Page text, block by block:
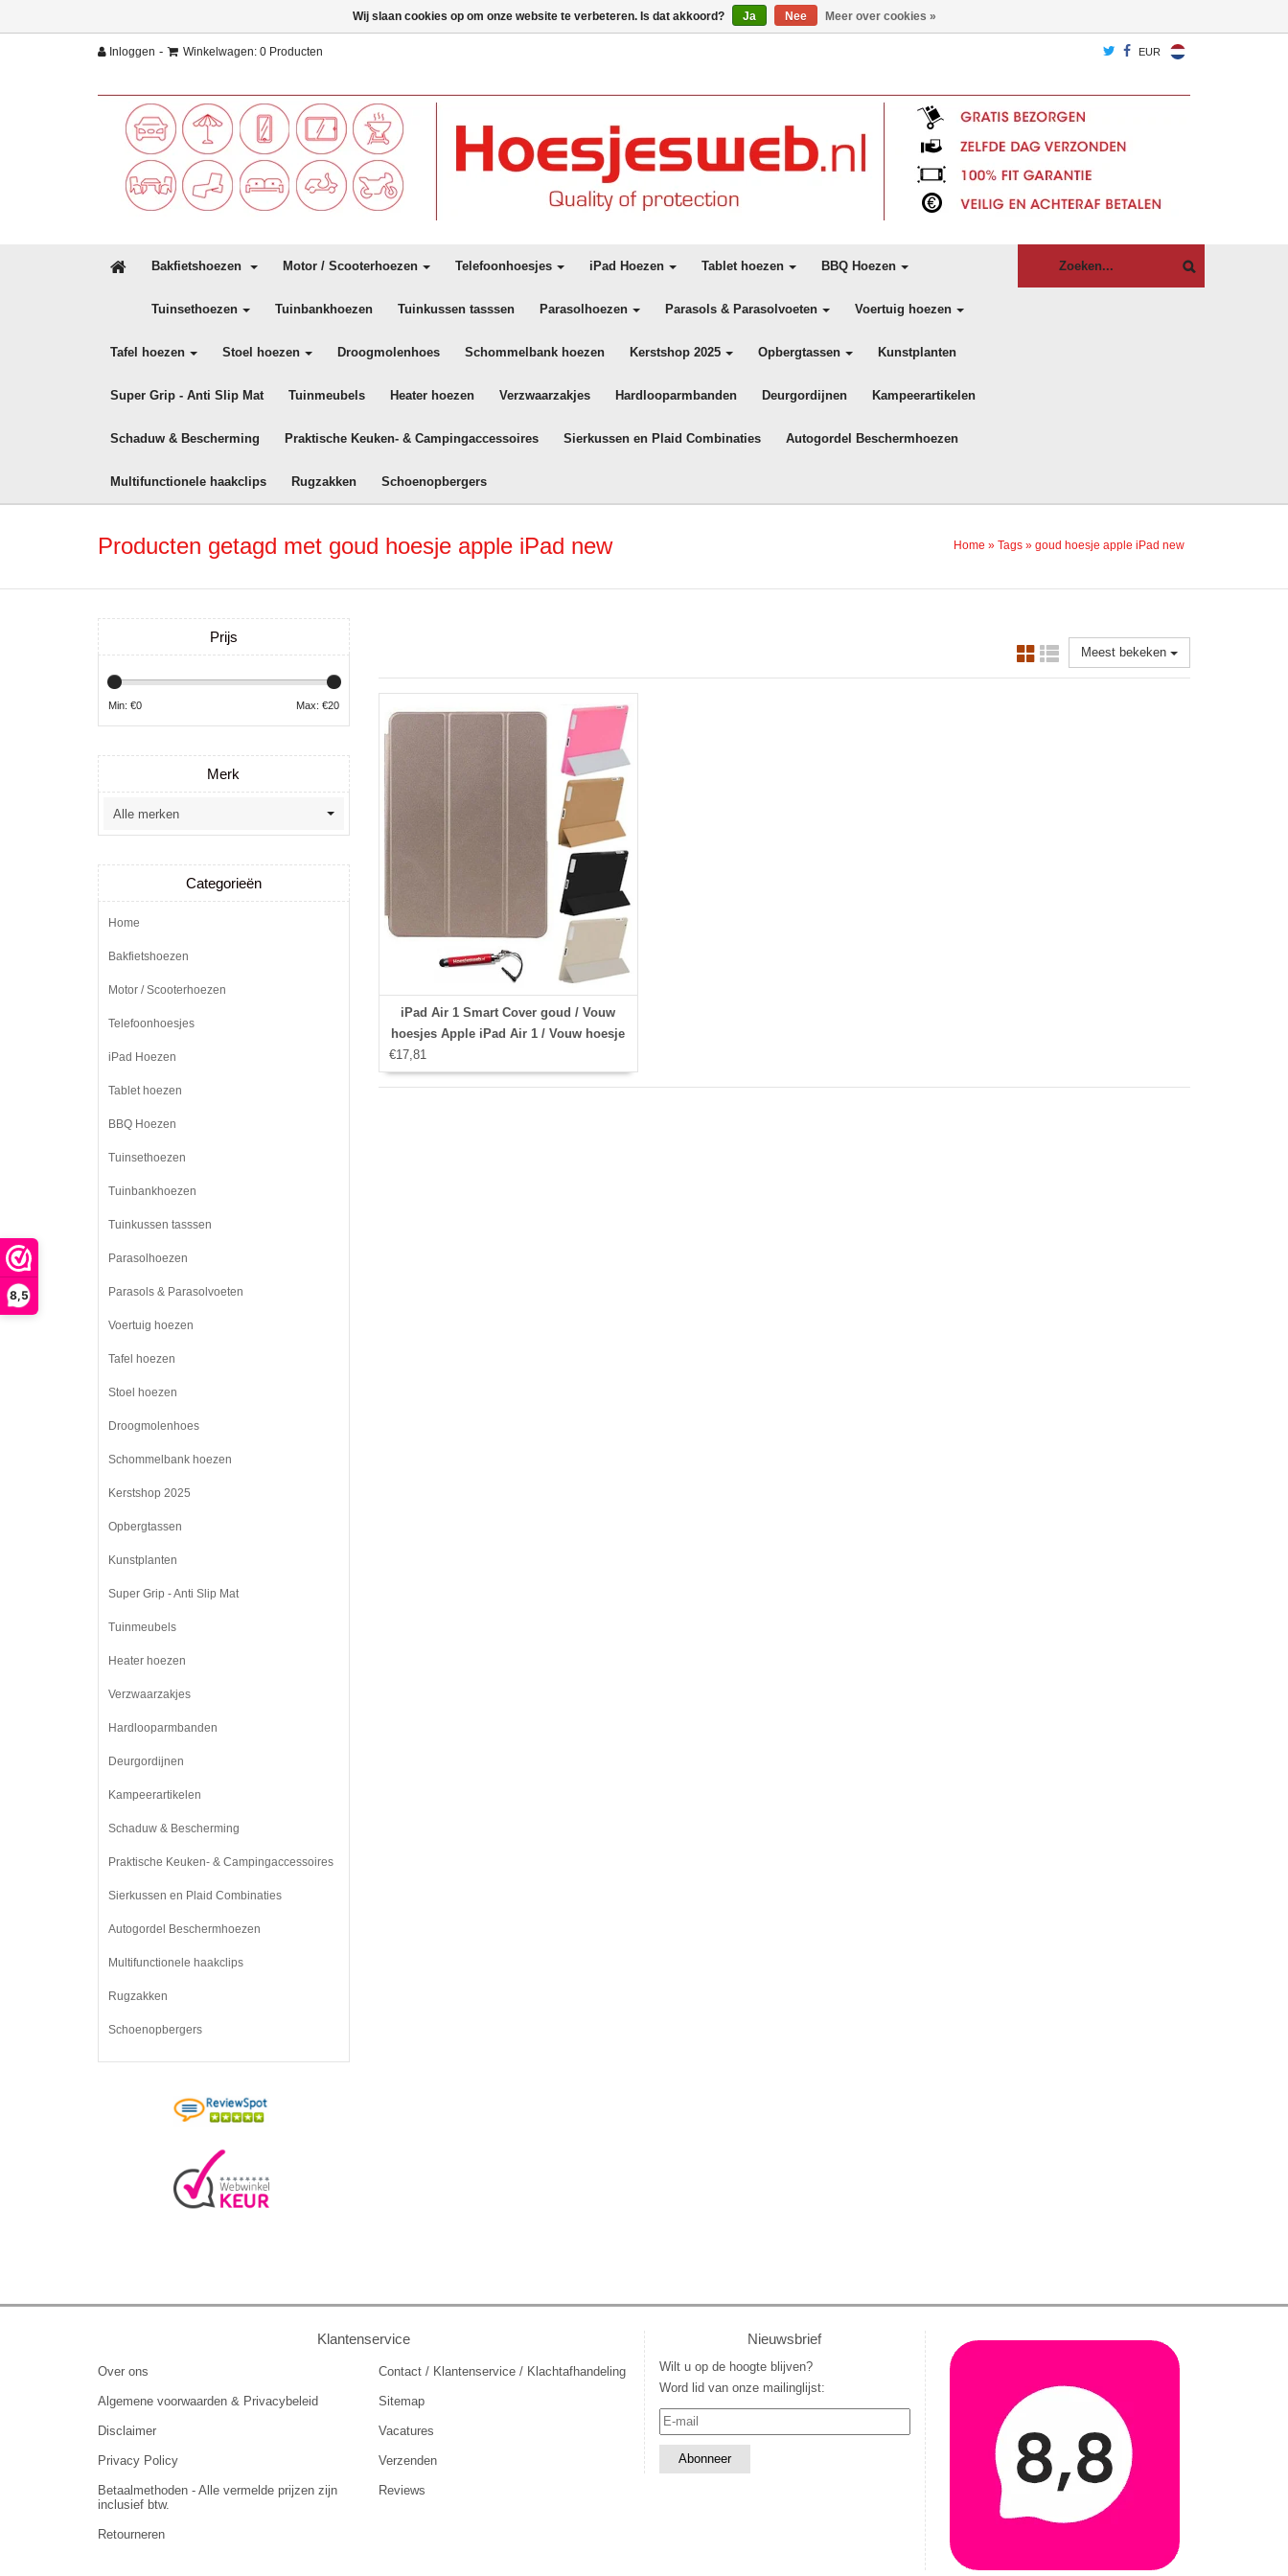
8,5
Inloggen - Winkelwagen: 0 Producten EUR
Bakfietshoezen Motor / Scooterhoezen Telefoonhoesjes iPad Hoezen Tablet hoezen BBQ Hoezen
Tuinsethoezen Tuinbankhoezen Tuinkussen tasssen Parasolhoezen Parasols & Parasolvoeten Voertuig hoezen
Tafel hoezen Stoel hoezen Droogmolenhoes Schommelbank hoezen Kerstshop 2025 Opbergtassen Kunstplanten
Super Grip - Anti Slip Mat Tuinmeubels Heater hoezen Verzwaarzakjes Hardlooparmbanden Deurgordijnen Kampeerartikelen
Schaduw & Bescherming Praktische Keuken- & Campingaccessoires Sierkussen en Plaid Combinaties Autogordel Beschermhoezen
Multifunctionele haakclips Rugzakken Schoenopbergers
Producten getagd met goud hoesje apple iPad new Home » Tags » goud hoesje apple iPad new
Meest bekeken
iPad Air 1 Smart Cover goud / Vouw
hoesjes Apple iPad Air 1 / Vouw hoesje
€17,81
Prijs
Min: €0 Max: €20
Merk
Categorieën
Home
Bakfietshoezen
Motor / Scooterhoezen
Telefoonhoesjes
iPad Hoezen
Tablet hoezen
BBQ Hoezen
Tuinsethoezen
Tuinbankhoezen
Tuinkussen tasssen
Parasolhoezen
Parasols & Parasolvoeten
Voertuig hoezen
Tafel hoezen
Stoel hoezen
Droogmolenhoes
Schommelbank hoezen
Kerstshop 2025
Opbergtassen
Kunstplanten
Super Grip - Anti Slip Mat
Tuinmeubels
Heater hoezen
Verzwaarzakjes
Hardlooparmbanden
Deurgordijnen
Kampeerartikelen
Schaduw & Bescherming
Praktische Keuken- & Campingaccessoires
Sierkussen en Plaid Combinaties
Autogordel Beschermhoezen
Multifunctionele haakclips
Rugzakken
Schoenopbergers
Klantenservice
Over ons
Algemene voorwaarden & Privacybeleid
Disclaimer
Privacy Policy
Betaalmethoden - Alle vermelde prijzen zijn
inclusief btw.
Retourneren
Contact / Klantenservice / Klachtafhandeling
Sitemap
Vacatures
Verzenden
Reviews
Nieuwsbrief
Wilt u op de hoogte blijven?
Word lid van onze mailinglijst:
Wij slaan cookies op om onze website te verbeteren. Is dat akkoord? Ja Nee Meer over cookies »